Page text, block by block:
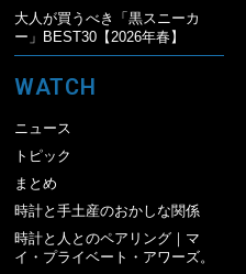
大人が買うべき「黒スニーカ
ー」BEST30【2026年春】
WATCH
ニュース
トピック
まとめ
時計と手土産のおかしな関係
時計と人とのペアリング｜マ
イ・プライベート・アワーズ。